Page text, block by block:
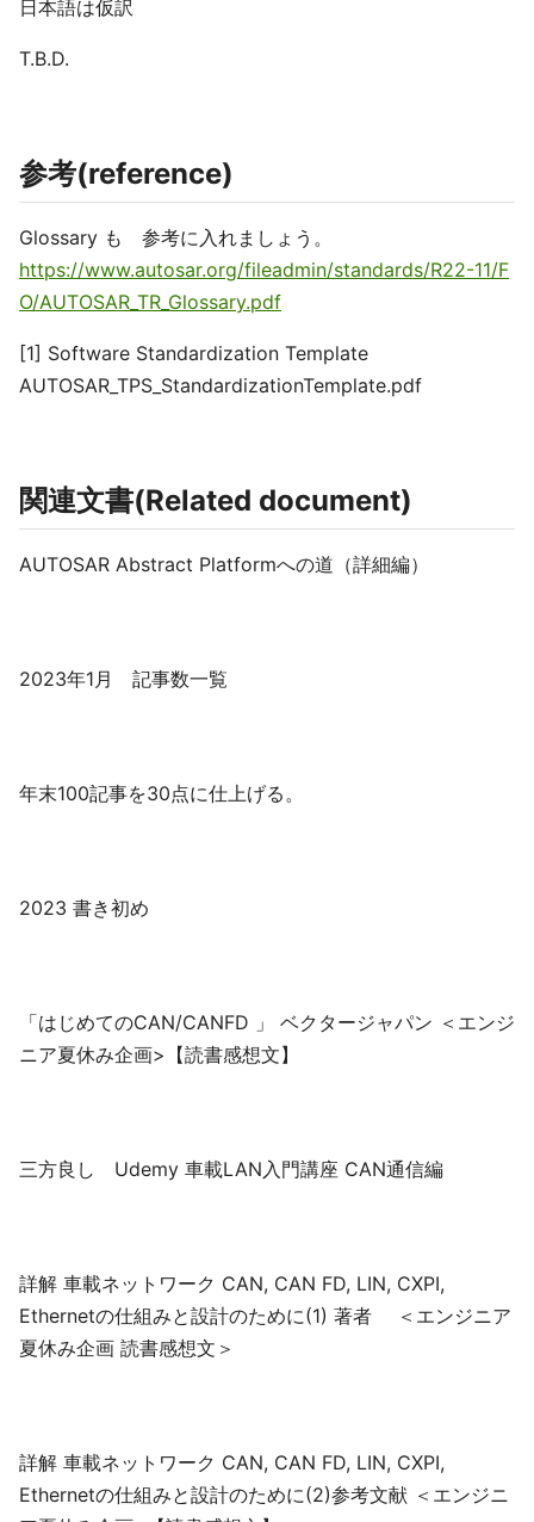
日本語は仮訳
T.B.D.
参考(reference)
Glossary も 参考に入れましょう。
https://www.autosar.org/fileadmin/standards/R22-11/F
O/AUTOSAR_TR_Glossary.pdf
[1] Software Standardization Template
AUTOSAR_TPS_StandardizationTemplate.pdf
関連文書(Related document)
AUTOSAR Abstract Platformへの道（詳細編）
2023年1月 記事数一覧
年末100記事を30点に仕上げる。
2023 書き初め
「はじめてのCAN/CANFD 」 ベクタージャパン ＜エンジ
ニア夏休み企画>【読書感想文】
三方良し Udemy 車載LAN入門講座 CAN通信編
詳解 車載ネットワーク CAN, CAN FD, LIN, CXPI,
Ethernetの仕組みと設計のために(1) 著者 ＜エンジニア
夏休み企画 読書感想文＞
詳解 車載ネットワーク CAN, CAN FD, LIN, CXPI,
Ethernetの仕組みと設計のために(2)参考文献 ＜エンジニ